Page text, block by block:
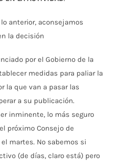
anterior, aconsejamos
la decisión
por el Gobierno de la
medidas para paliar la
la que van a pasar las
a su publicación.
inminente, lo más seguro
próximo Consejo de
martes. No sabemos si
(de días, claro está) pero